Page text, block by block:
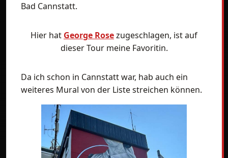
Bad Cannstatt.
Hier hat George Rosezugeschlagen, ist auf
dieser Tour meine Favoritin.
Da ich schon in Cannstatt war, hab auch ein
weiteres Mural von der Liste streichen können.